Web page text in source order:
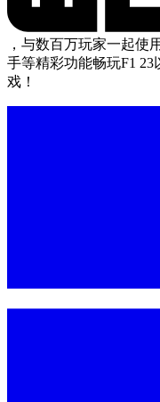
，与数百万玩家一起使
手等精彩功能畅玩F1 23
戏！